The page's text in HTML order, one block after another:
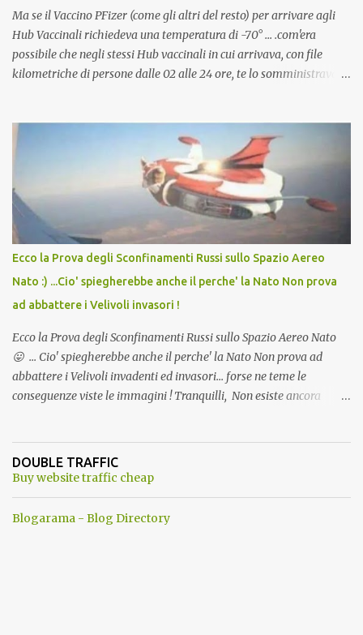
Ma se il Vaccino PFizer (come gli altri del resto) per arrivare agli
Hub Vaccinali richiedeva una temperatura di -70° ... .com'era
possibile che negli stessi Hub vaccinali in cui arrivava, con file
kilometriche di persone dalle 02 alle 24 ore, te lo somministravano
Vaccino come: l' Amaro del Capo, era "spettacolare Ghiacciato, ma
andava bene anche, a Temperatura Ambiente"! Riproponiamo
l'articolo per NON Dimenticare!
Ecco la Prova degli Sconfinamenti Russi sullo Spazio Aereo
Nato :) ...Cio' spiegherebbe anche il perche' la Nato Non prova
ad abbattere i Velivoli invasori !
Ecco la Prova degli Sconfinamenti Russi sullo Spazio Aereo Nato
😛 ... Cio' spiegherebbe anche il perche' la Nato Non prova ad
abbattere i Velivoli invadenti ed invasori... forse ne teme le
conseguenze viste le immagini ! Tranquilli, Non esiste ancora
ancora una fantasia Nato o forse una "False Flag", per provocare
una guerra mondiale che difficilmente da menti sane, potrebbe
DOUBLE TRAFFIC
Buy website traffic cheap
Blogarama - Blog Directory